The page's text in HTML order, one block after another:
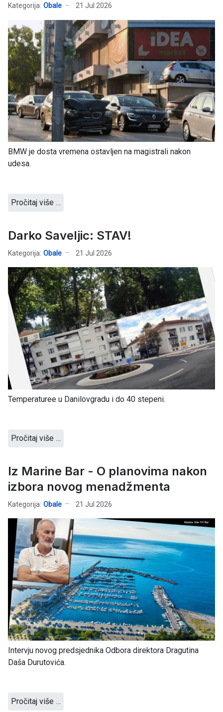
Kategorija: Obale 21 Jul 2026
BMW je dosta vremena ostavljen na magistrali nakon
udesa.
Pročitaj više …
Darko Saveljic: STAV!
Kategorija: Obale 21 Jul 2026
Temperaturee u Danilovgradu i do 40 stepeni.
Pročitaj više …
Iz Marine Bar - O planovima nakon
izbora novog menadžmenta
Kategorija: Obale 21 Jul 2026
Intervju novog predsjednika Odbora direktora Dragutina
Daša Durutovića.
Pročitaj više …